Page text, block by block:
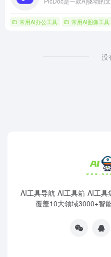
常用AI办公工具 常用AI图像工具
没
AI工具导航-AI工具箱-AI工
覆盖10大领域3000+智